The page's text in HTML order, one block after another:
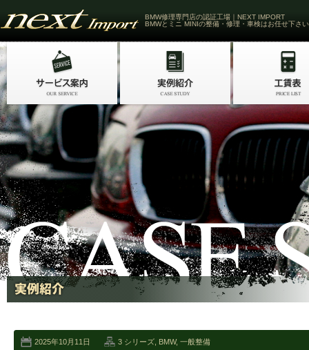
BMW修理専門店の認証工場｜NEXT IMPORT
BMWとミニ MINIの整備・修理・車検はお任せ下さい
2025年10月11日 3 シリーズ BMW, 一般整備